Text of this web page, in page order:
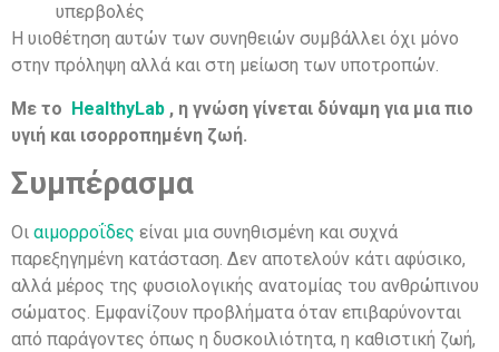
υπερβολές
Η υιοθέτηση αυτών των συνηθειών συμβάλλει όχι μόνο
στην πρόληψη αλλά και στη μείωση των υποτροπών.
Με το HealthyLab , η γνώση γίνεται δύναμη για μια πιο
υγιή και ισορροπημένη ζωή.
Συμπέρασμα
Οι αιμορροΐδες είναι μια συνηθισμένη και συχνά
παρεξηγημένη κατάσταση. Δεν αποτελούν κάτι αφύσικο,
αλλά μέρος της φυσιολογικής ανατομίας του ανθρώπινου
σώματος. Εμφανίζουν προβλήματα όταν επιβαρύνονται
από παράγοντες όπως η δυσκοιλιότητα, η καθιστική ζωή,